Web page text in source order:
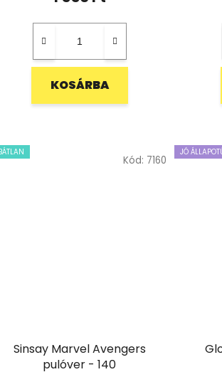
KOSÁRBA
Sinsay Marvel Avengers
pulóver - 140
Kód: 7160
JÓ